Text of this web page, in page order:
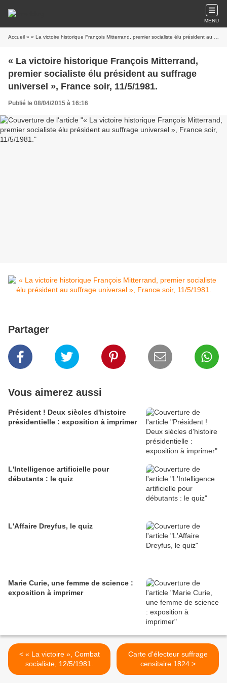
MENU
Accueil » « La victoire historique François Mitterrand, premier socialiste élu président au suffrage universel », France soir, 11/5/1981.
« La victoire historique François Mitterrand,
premier socialiste élu président au suffrage
universel », France soir, 11/5/1981.
Publié le 08/04/2015 à 16:16
Partager
Vous aimerez aussi
Président ! Deux siècles d'histoire
présidentielle : exposition à imprimer
L'Intelligence artificielle pour
débutants : le quiz
L'Affaire Dreyfus, le quiz
Marie Curie, une femme de science :
exposition à imprimer
< « La victoire », Combat
socialiste, 12/5/1981.
Carte d'électeur suffrage
censitaire 1824 >